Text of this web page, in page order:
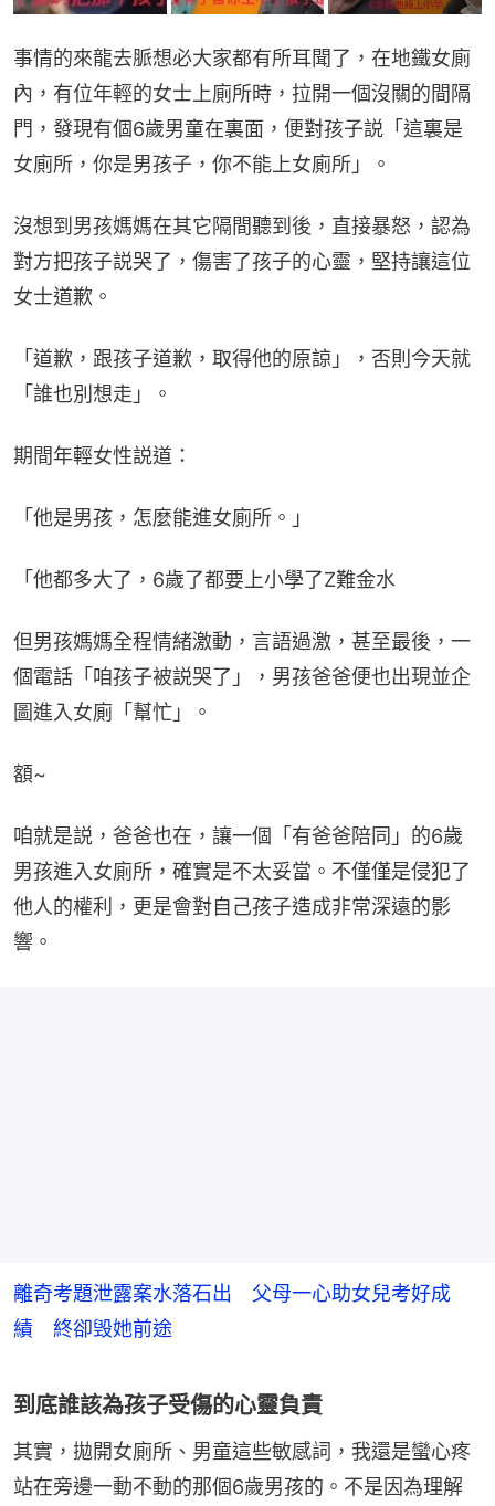
事情的來龍去脈想必大家都有所耳聞了，在地鐵女廁
內，有位年輕的女士上廁所時，拉開一個沒關的間隔
門，發現有個6歲男童在裏面，便對孩子説「這裏是
女廁所，你是男孩子，你不能上女廁所」。
沒想到男孩媽媽在其它隔間聽到後，直接暴怒，認為
對方把孩子説哭了，傷害了孩子的心靈，堅持讓這位
女士道歉。
「道歉，跟孩子道歉，取得他的原諒」，否則今天就
「誰也別想走」。
期間年輕女性説道：
「他是男孩，怎麼能進女廁所。」
「他都多大了，6歲了都要上小學了Z難金水
但男孩媽媽全程情緒激動，言語過激，甚至最後，一
個電話「咱孩子被説哭了」，男孩爸爸便也出現並企
圖進入女廁「幫忙」。
額~
咱就是説，爸爸也在，讓一個「有爸爸陪同」的6歲
男孩進入女廁所，確實是不太妥當。不僅僅是侵犯了
他人的權利，更是會對自己孩子造成非常深遠的影
響。
離奇考題泄露案水落石出 父母一心助女兒考好成
績 終卻毁她前途
到底誰該為孩子受傷的心靈負責
其實，拋開女廁所、男童這些敏感詞，我還是蠻心疼
站在旁邊一動不動的那個6歲男孩的。不是因為理解